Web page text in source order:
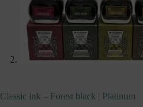
Classic ink – Forest black | Platinum